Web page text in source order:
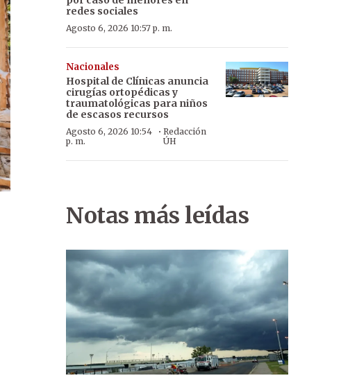
redes sociales
Agosto 6, 2026 10:57 p. m.
Nacionales
Hospital de Clínicas anuncia
cirugías ortopédicas y
traumatológicas para niños
de escasos recursos
Agosto 6, 2026 10:54
p. m.
· Redacción
ÚH
Notas más leídas